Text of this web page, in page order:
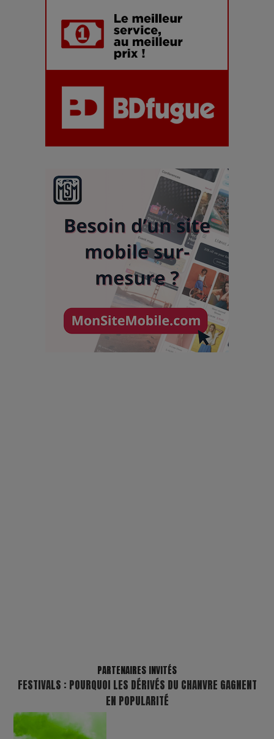
PARTENAIRES INVITÉS
FESTIVALS : POURQUOI LES DÉRIVÉS DU CHANVRE GAGNENT
EN POPULARITÉ